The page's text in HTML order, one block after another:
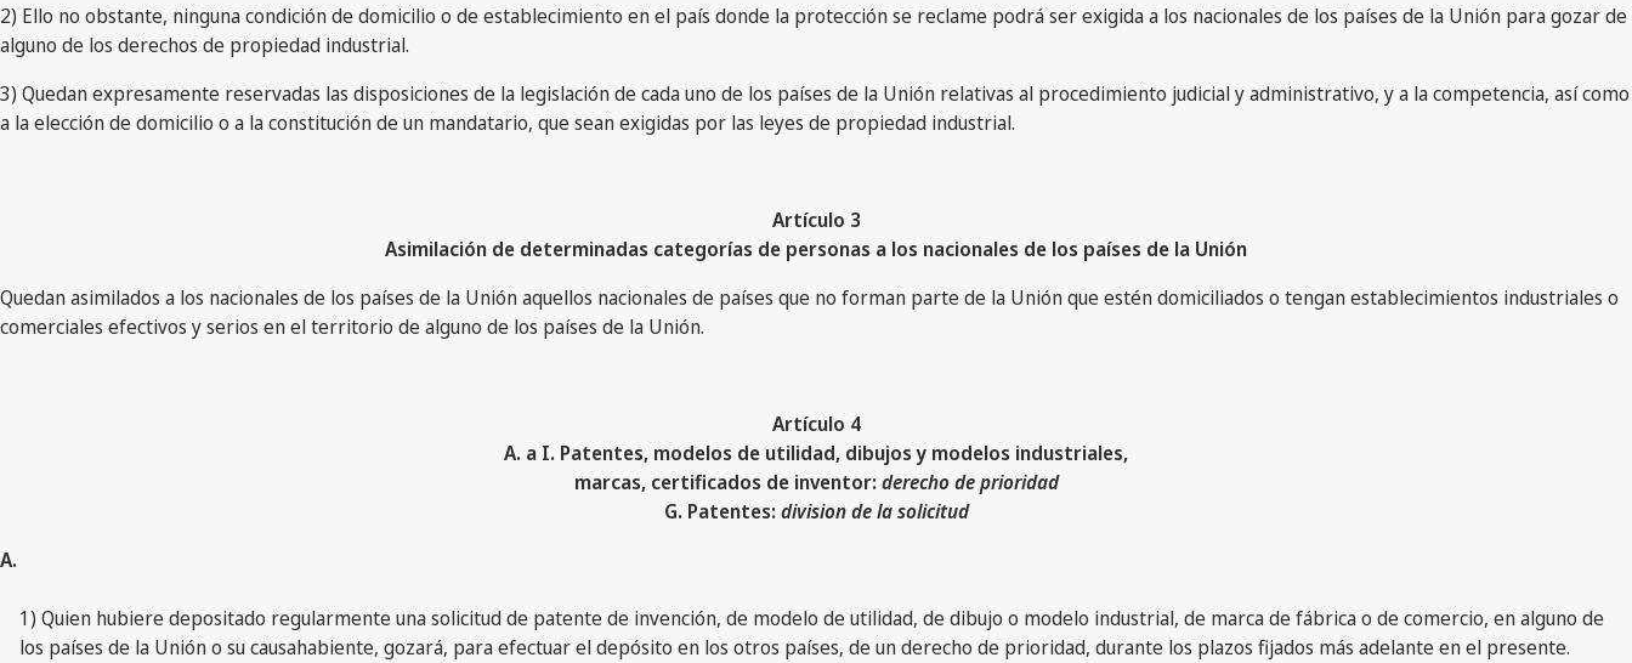
2) Ello no obstante, ninguna condición de domicilio o de establecimiento en el país donde la protección se reclame podrá ser exigida a los nacionales de los países de la Unión para gozar de
alguno de los derechos de propiedad industrial.
3) Quedan expresamente reservadas las disposiciones de la legislación de cada uno de los países de la Unión relativas al procedimiento judicial y administrativo, y a la competencia, así como
a la elección de domicilio o a la constitución de un mandatario, que sean exigidas por las leyes de propiedad industrial.
Artículo 3
Asimilación de determinadas categorías de personas a los nacionales de los países de la Unión
Quedan asimilados a los nacionales de los países de la Unión aquellos nacionales de países que no forman parte de la Unión que estén domiciliados o tengan establecimientos industriales o
comerciales efectivos y serios en el territorio de alguno de los países de la Unión.
Artículo 4
A. a I. Patentes, modelos de utilidad, dibujos y modelos industriales,
marcas, certificados de inventor:derecho de prioridad
G. Patentes:division de la solicitud
A.
1) Quien hubiere depositado regularmente una solicitud de patente de invención, de modelo de utilidad, de dibujo o modelo industrial, de marca de fábrica o de comercio, en alguno de
los países de la Unión o su causahabiente, gozará, para efectuar el depósito en los otros países, de un derecho de prioridad, durante los plazos fijados más adelante en el presente.